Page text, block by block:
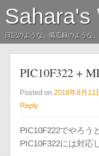
Sahara's
日記のような、備忘録のような
PIC10F322 +
Posted on 2018年8月11
Reply
PIC10F222でやろう
PIC10F322には対応